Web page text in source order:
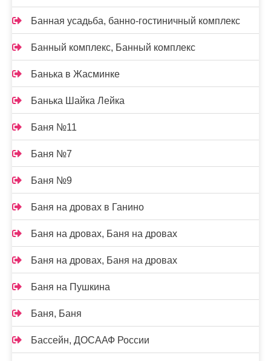
Банная усадьба, банно-гостиничный комплекс
Банный комплекс, Банный комплекс
Банька в Жасминке
Банька Шайка Лейка
Баня №11
Баня №7
Баня №9
Баня на дровах в Ганино
Баня на дровах, Баня на дровах
Баня на дровах, Баня на дровах
Баня на Пушкина
Баня, Баня
Бассейн, ДОСААФ России